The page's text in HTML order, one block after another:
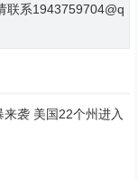
联系1943759704@q